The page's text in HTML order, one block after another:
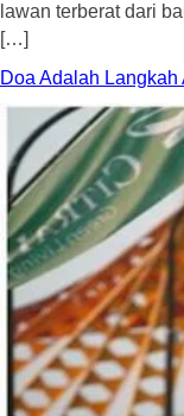
lawan terberat dari
[…]
Doa Adalah Langkah